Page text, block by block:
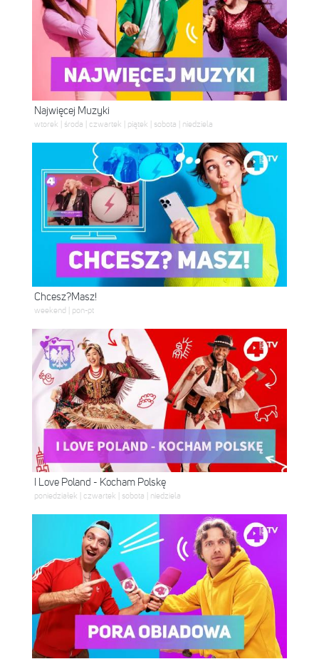
Najwięcej Muzyki
wtorek | środa | czwartek | piątek | sobota | niedziela
Chcesz?Masz!
weekend | pon-pt
I Love Poland - Kocham Polskę
poniedziałek | czwartek | sobota | niedziela